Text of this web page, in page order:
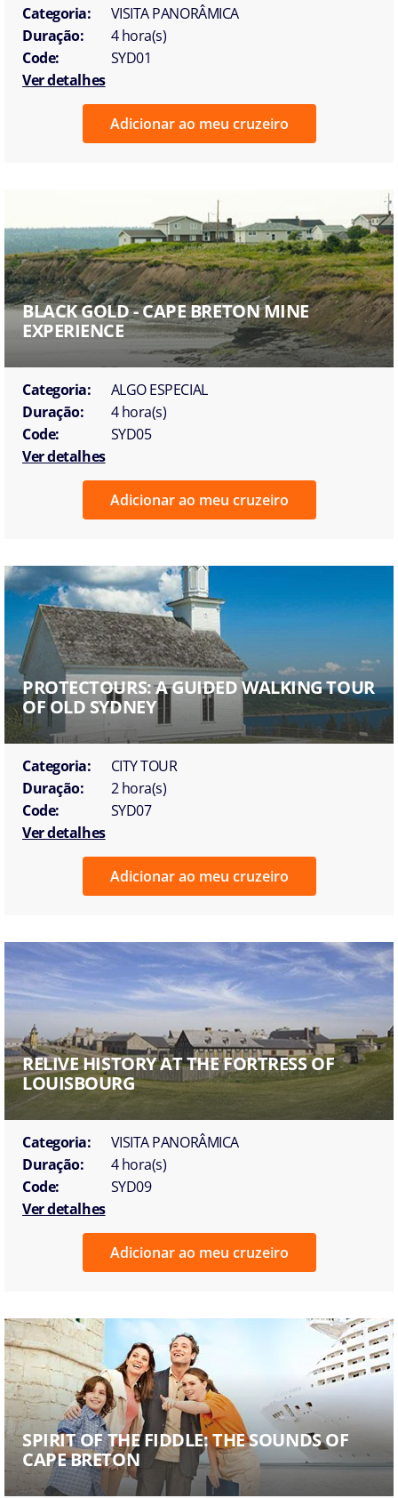
Categoria:
VISITA PANORÂMICA
Duração:
4 hora(s)
Code:
SYD01
Ver detalhes
Adicionar ao meu cruzeiro
BLACK GOLD - CAPE BRETON MINE
EXPERIENCE
Categoria:
ALGO ESPECIAL
Duração:
4 hora(s)
Code:
SYD05
Ver detalhes
Adicionar ao meu cruzeiro
PROTECTOURS: A GUIDED WALKING TOUR
OF OLD SYDNEY
Categoria:
CITY TOUR
Duração:
2 hora(s)
Code:
SYD07
Ver detalhes
Adicionar ao meu cruzeiro
RELIVE HISTORY AT THE FORTRESS OF
LOUISBOURG
Categoria:
VISITA PANORÂMICA
Duração:
4 hora(s)
Code:
SYD09
Ver detalhes
Adicionar ao meu cruzeiro
SPIRIT OF THE FIDDLE: THE SOUNDS OF
CAPE BRETON